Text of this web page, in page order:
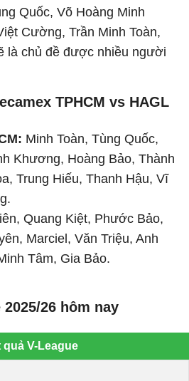
Quốc, Võ Hoàng Minh
Cường, Trần Minh Toàn,
là chủ đề được nhiều người
TPHCM vs HAGL
Minh Toàn, Tùng Quốc,
Khương, Hoàng Bảo, Thành
Trung Hiếu, Thanh Hậu, Vĩ
Quang Kiệt, Phước Bảo,
Marciel, Văn Triệu, Anh
Tâm, Gia Bảo.
26 hôm nay